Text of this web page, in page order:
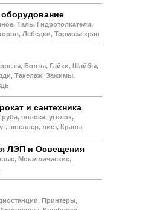
Таль, Гидротолкатели,
Лебедки, Тормоза кран
Болты, Гайки, Шайбы,
Такелаж, Зажимы,
и сантехника
полоса, уголок,
швеллер, лист, Краны
ЛЭП и Освещения
Металличиские,
Принтеры,